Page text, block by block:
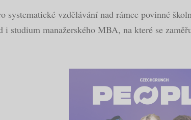
systematické vzdělávání nad rámec povinné
studium manažerského MBA, na které se